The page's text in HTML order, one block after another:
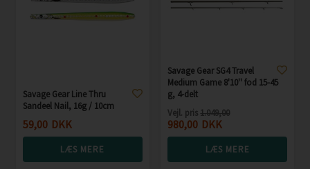
Savage Gear Line Thru
Sandeel Nail, 16g / 10cm
59,00 DKK
LÆS MERE
Savage Gear SG4 Travel
Medium Game 8'10'' fod 15-45
g, 4-delt
Vejl. pris 1.049,00
980,00 DKK
LÆS MERE